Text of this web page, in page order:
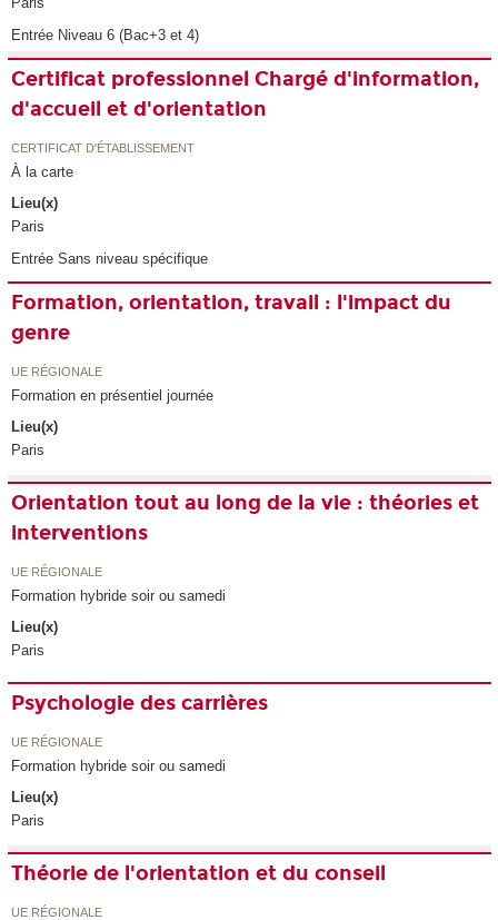
Entrée Niveau 6 (Bac+3 et 4)
Certificat professionnel Chargé d'information,
d'accueil et d'orientation
CERTIFICAT D'ÉTABLISSEMENT
À la carte
Lieu(x)
Paris
Entrée Sans niveau spécifique
Formation, orientation, travail : l'impact du
genre
UE RÉGIONALE
Formation en présentiel journée
Lieu(x)
Paris
Orientation tout au long de la vie : théories et
interventions
UE RÉGIONALE
Formation hybride soir ou samedi
Lieu(x)
Paris
Psychologie des carrières
UE RÉGIONALE
Formation hybride soir ou samedi
Lieu(x)
Paris
Théorie de l'orientation et du conseil
UE RÉGIONALE